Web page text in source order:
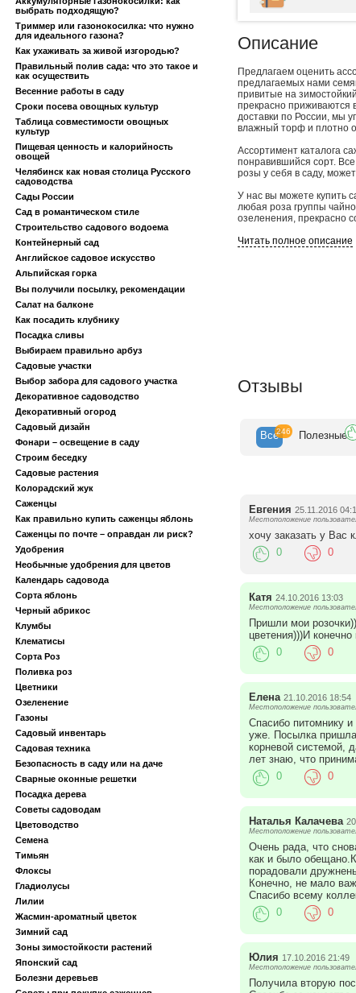
выбрать подходящую?
Триммер или газонокосилка: что нужно
для идеального газона?
Как ухаживать за живой изгородью?
Правильный полив сада: что это такое и
как осуществить
Весенние работы в саду
Сроки посева овощных культур
Таблица совместимости овощных
культур
Пищевая ценность и калорийность
овощей
Челябинск как новая столица Русского
садоводства
Сады России
Сад в романтическом стиле
Строительство садового водоема
Контейнерный сад
Английское садовое искусство
Альпийская горка
Вы получили посылку, рекомендации
Салат на балконе
Как посадить клубнику
Посадка сливы
Выбираем правильно арбуз
Садовые участки
Выбор забора для садового участка
Декоративное садоводство
Декоративный огород
Садовый дизайн
Фонари – освещение в саду
Строим беседку
Садовые растения
Колорадский жук
Саженцы
Как правильно купить саженцы яблонь
Саженцы по почте – оправдан ли риск?
Удобрения
Необычные удобрения для цветов
Календарь садовода
Сорта яблонь
Черный абрикос
Клумбы
Клематисы
Сорта Роз
Поливка роз
Цветники
Озеленение
Газоны
Садовый инвентарь
Садовая техника
Безопасность в саду или на даче
Сварные оконные решетки
Посадка дерева
Советы садоводам
Цветоводство
Семена
Тимьян
Флоксы
Гладиолусы
Лилии
Жасмин-ароматный цветок
Зимний сад
Зоны зимостойкости растений
Японский сад
Болезни деревьев
Описание
Предлагаем оценить
предлагаемых нами
привитые на
прекрасно приживаются
доставки по России, мы
влажный торф и плотно
Ассортимент каталога
понравившийся сорт.
розы у себя в саду,
У нас вы можете купить
любая роза группы
озеленения, прекрасно
А еще на нашем сайте вы
Большое количество
служить прекрасным
Читать полное описание
Отзывы
Все246 Полезные
Евгения 25.11.2016
Местоположение
хочу заказать у
0 0
Катя 24.10.2016 13:03
Местоположение
Пришли мои
цветения)))И
0 0
Елена 21.10.2016 18:54
Местоположение
Спасибо питомнику
уже. Посылка пришла
корневой системой,
лет знаю, что
0 0
Наталья Калачева
Местоположение
Очень рада, что
как и было
порадовали
Конечно, не мало
Спасибо всему
0 0
Юлия 17.10.2016 21:49
Местоположение
Получила вторую